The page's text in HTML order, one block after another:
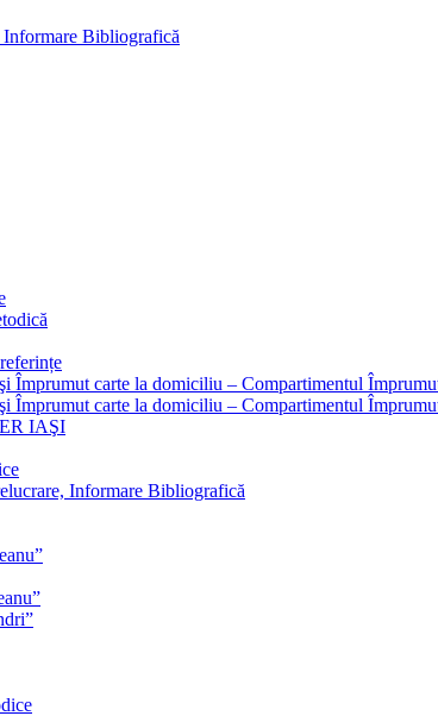
Bibliografică
Împrumut carte la domiciliu – Compartimentul
Împrumut carte la domiciliu – Compartimentul
IAŞI
Informare Bibliografică